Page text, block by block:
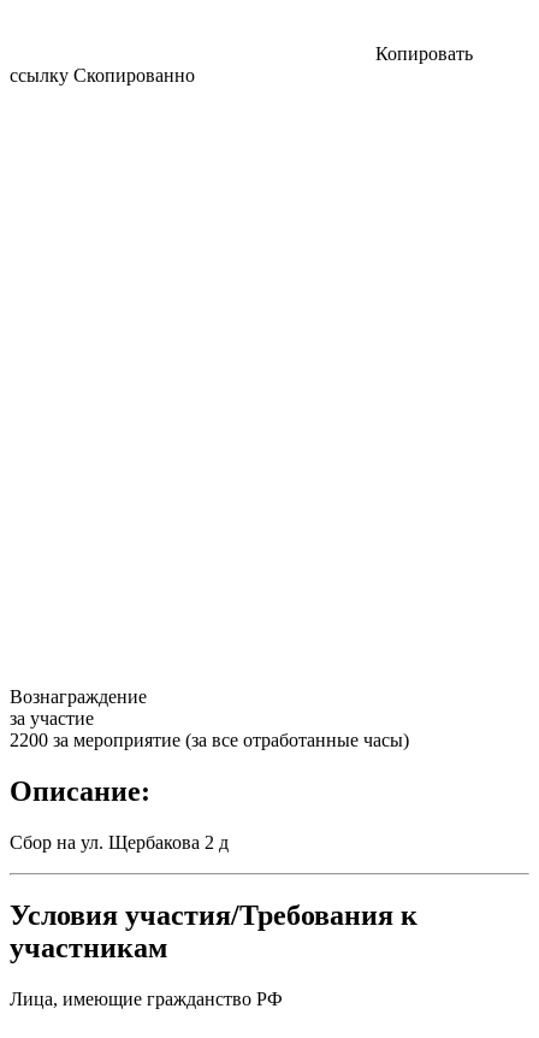
Копировать
ссылку Скопированно
Вознаграждение
за участие
2200 за мероприятие (за все отработанные часы)
Описание:
Сбор на ул. Щербакова 2 д
Условия участия/Требования к
участникам
Лица, имеющие гражданство РФ